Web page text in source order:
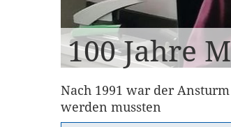
100 Jahre
Nach 1991 war der
werden mussten